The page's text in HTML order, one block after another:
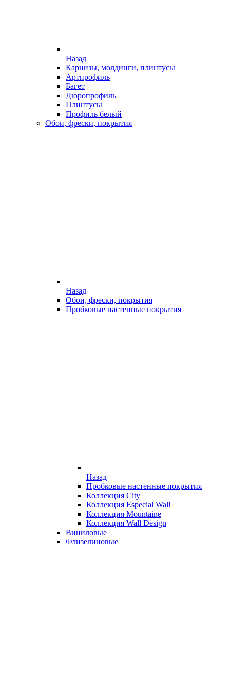
Назад
Карнизы, молдинги, плинтусы
Артпрофиль
Багет
Дюропрофиль
Плинтусы
Профиль белый
Обои, фрески, покрытия
Назад
Обои, фрески, покрытия
Пробковые настенные покрытия
Назад
Пробковые настенные покрытия
Коллекция City
Коллекция Especial Wall
Коллекция Mountaine
Коллекция Wall Design
Виниловые
Флизелиновые